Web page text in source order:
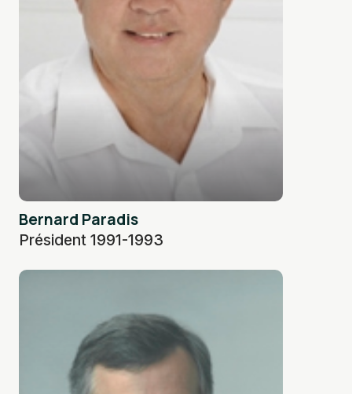
Bernard Paradis
Président 1991-1993